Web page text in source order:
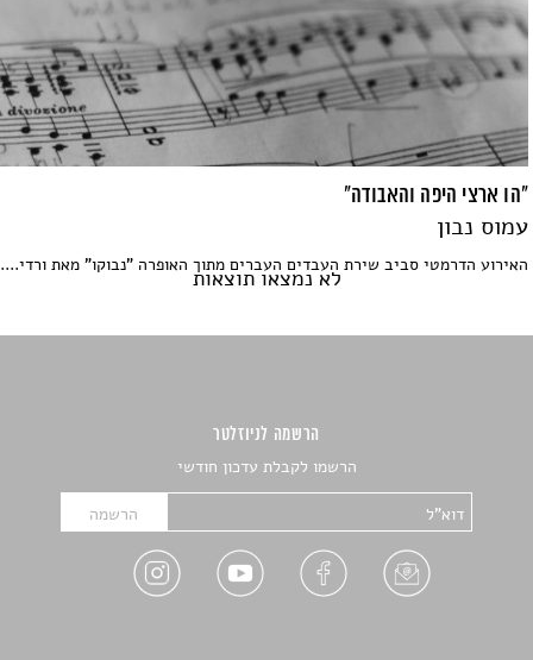
"הו ארצי היפה והאבודה"
עמוס נבון
האירוע הדרמטי סביב שירת העבדים העברים מתוך האופרה "נבוקו" מאת ורדי....
לא נמצאו תוצאות
הרשמה לניוזלטר
הרשמו לקבלת עדכון חודשי